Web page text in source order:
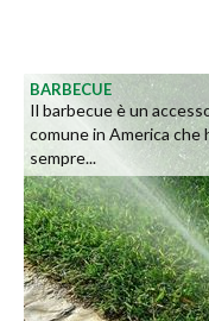
BARBECUE
Il barbecue è un
comune in America che
sempre...